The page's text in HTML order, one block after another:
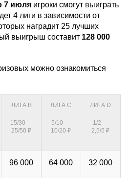
7 июля игроки смогут выиграть
4 лиги в зависимости от
наградит 25 лучших
выигрыш составит 128 000
можно ознакомиться
ЛИГА В
15/30 —
25/50 ₽
ЛИГА С
5/10 —
10/20 ₽
ЛИГА D
1/2 —
2,5/5 ₽
96 000 64 000 32 000